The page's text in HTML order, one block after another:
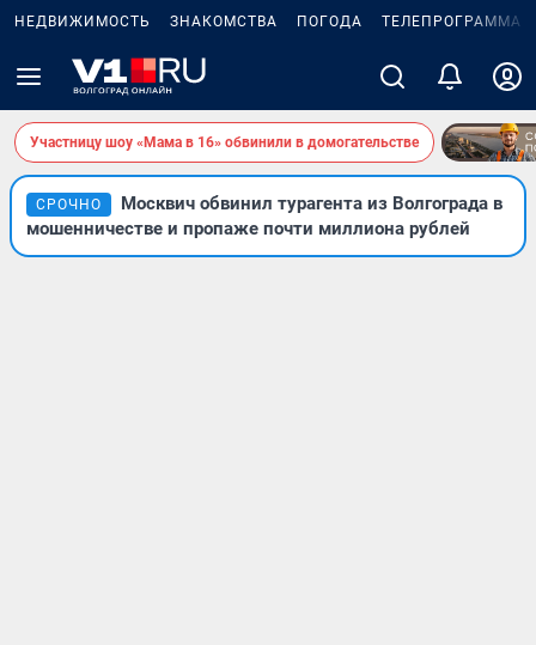
НЕДВИЖИМОСТЬ ЗНАКОМСТВА ПОГОДА ТЕЛЕПРОГРАММА
Участницу шоу «Мама в 16» обвинили в домогательстве
СРОЧНО
Москвич обвинил турагента из Волгограда в
мошенничестве и пропаже почти миллиона рублей